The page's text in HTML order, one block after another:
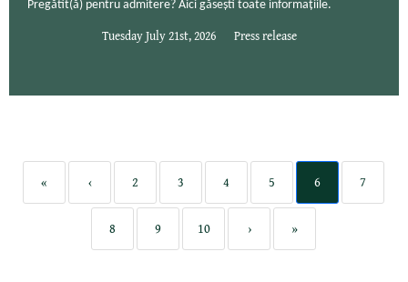
Pregătit(ă) pentru admitere? Aici găsești toate informațiile.
Tuesday July 21st, 2026 Press release
« ‹ 2 3 4 5 6 7
8 9 10 › »